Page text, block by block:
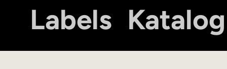
Labels Katalog